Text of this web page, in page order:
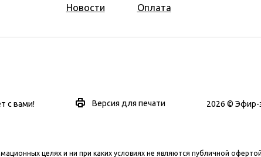
Новости
Оплата
с вами! Версия для печати 2026 © Эфир-
целях и ни при каких условиях не являются публичной